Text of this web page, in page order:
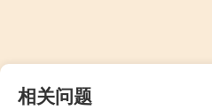
相关问题